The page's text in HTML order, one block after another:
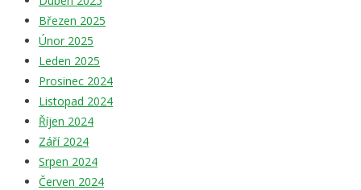
Březen 2025
Únor 2025
Leden 2025
Prosinec 2024
Listopad 2024
Říjen 2024
Září 2024
Srpen 2024
Červen 2024